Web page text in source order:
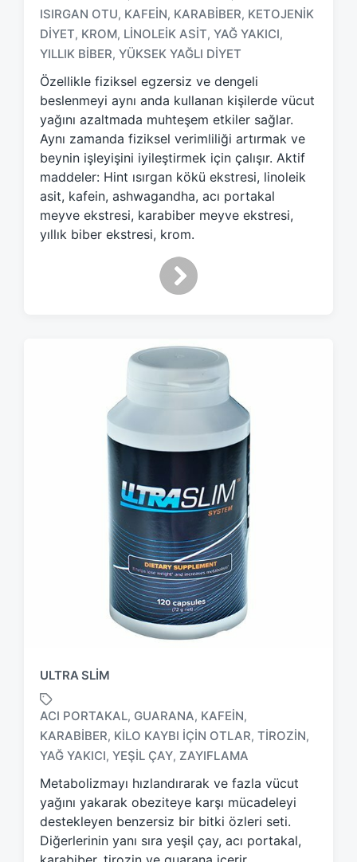
a
g
g
d
w
i
t
h
ISIRGAN OTU, KAFEIN, KARABIBER, KETOJENIK
DIYET, KROM, LINOLEIK ASIT, YAĞ YAKICI,
YILLIK BIBER, YÜKSEK YAĞLI DIYET
Özellikle fiziksel egzersiz ve dengeli
beslenmeyi aynı anda kullanan kişilerde vücut
yağını azaltmada muhteşem etkiler sağlar.
Aynı zamanda fiziksel verimliliği artırmak ve
beynin işleyişini iyileştirmek için çalışır. Aktif
maddeler: Hint ısırgan kökü ekstresi, linoleik
asit, kafein, ashwagandha, acı portakal
meyve ekstresi, karabiber meyve ekstresi,
yıllık biber ekstresi, krom.
ULTRA SLIM
T
a
g
e
d
w
i
ACI PORTAKAL, GUARANA, KAFEIN,
KARABIBER, KILO KAYBI IÇIN OTLAR, TIROZIN,
YAĞ YAKICI, YEŞIL ÇAY, ZAYIFLAMA
Metabolizmayı hızlandırarak ve fazla vücut
yağını yakarak obeziteye karşı mücadeleyi
destekleyen benzersiz bir bitki özleri seti.
Diğerlerinin yanı sıra yeşil çay, acı portakal,